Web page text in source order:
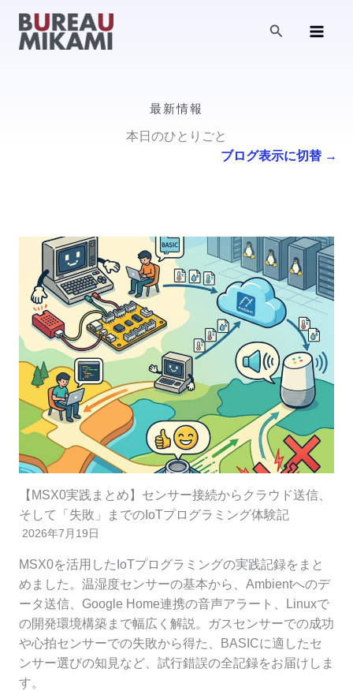
検
最新情報
本日のひとりごと
ブログ表示に切替 →
【MSX0実践まとめ】センサー接続からクラウド送信、
そして「失敗」までのIoTプログラミング体験記
2026年7月19日
MSX0を活用したIoTプログラミングの実践記録をまと
めました。温湿度センサーの基本から、Ambientへのデ
ータ送信、Google Home連携の音声アラート、Linuxで
の開発環境構築まで幅広く解説。ガスセンサーでの成功
や心拍センサーでの失敗から得た、BASICに適したセ
ンサー選びの知見など、試行錯誤の全記録をお届けしま
す。